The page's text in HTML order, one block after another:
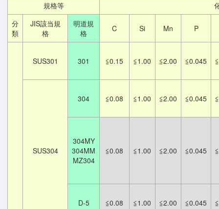
規格等
分
類
JIS該当規
格
明道規
格
C Si Mn P
SUS301 301 ≦0.15 ≦1.00 ≦2.00 ≦0.045
SUS304
304 ≦0.08 ≦1.00 ≦2.00 ≦0.045
304MY
304MM
MZ304
≦0.08 ≦1.00 ≦2.00 ≦0.045
D-5 ≦0.08 ≦1.00 ≦2.00 ≦0.045